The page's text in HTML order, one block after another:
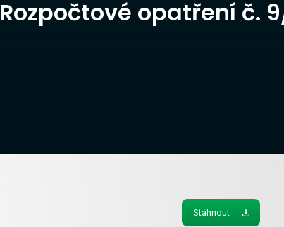
Rozpočtové opatření č.
Stáhnout